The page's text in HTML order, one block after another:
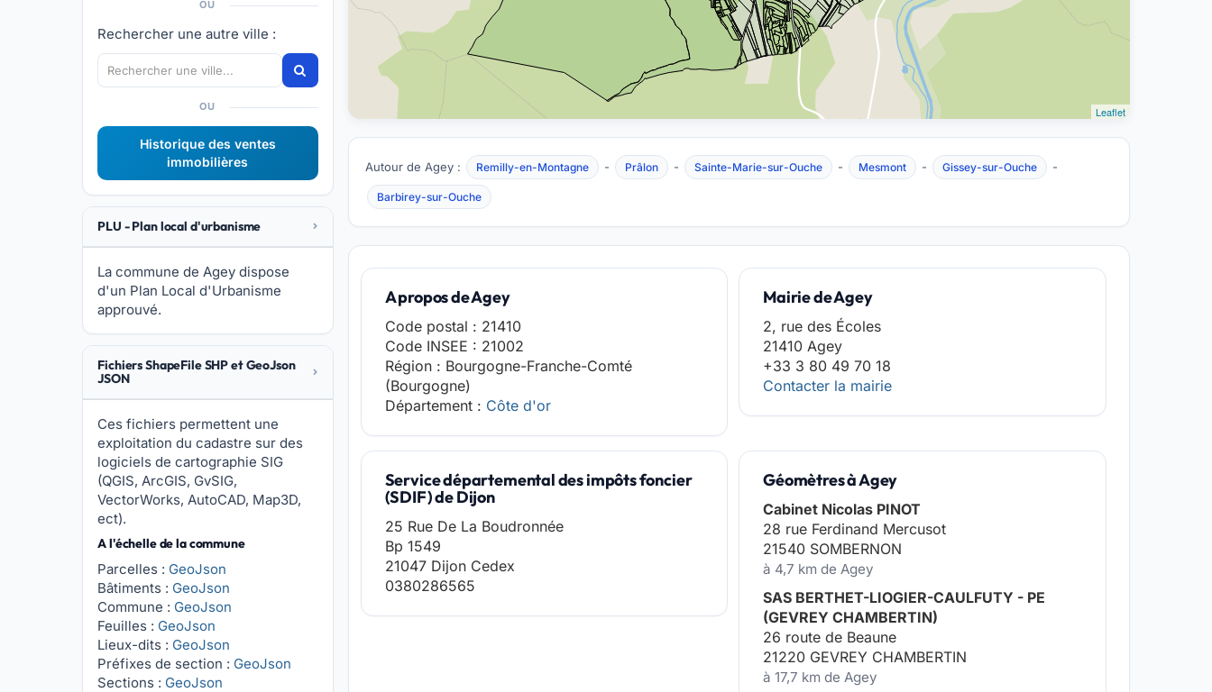
OU
Rechercher une autre ville :
OU
Historique des ventes
immobilières
PLU - Plan local d'urbanisme
La commune de Agey dispose
d'un Plan Local d'Urbanisme
approuvé.
Fichiers ShapeFile SHP et GeoJson
JSON
Ces fichiers permettent une
exploitation du cadastre sur des
logiciels de cartographie SIG
(QGIS, ArcGIS, GvSIG,
VectorWorks, AutoCAD, Map3D,
ect).
A l'échelle de la commune
Parcelles : GeoJson
Bâtiments : GeoJson
Commune : GeoJson
Feuilles : GeoJson
Lieux-dits : GeoJson
Préfixes de section : GeoJson
Sections : GeoJson
Leaflet
Autour de Agey : Remilly-en-Montagne - Prâlon - Sainte-Marie-sur-Ouche - Mesmont - Gissey-sur-Ouche -
Barbirey-sur-Ouche
A propos de Agey
Code postal : 21410
Code INSEE : 21002
Région : Bourgogne-Franche-Comté
(Bourgogne)
Département : Côte d'or
Mairie de Agey
2, rue des Écoles
21410 Agey
+33 3 80 49 70 18
Contacter la mairie
Service départemental des impôts foncier
(SDIF) de Dijon
25 Rue De La Boudronnée
Bp 1549
21047 Dijon Cedex
0380286565
Géomètres à Agey
Cabinet Nicolas PINOT
28 rue Ferdinand Mercusot
21540 SOMBERNON
à 4,7 km de Agey
SAS BERTHET-LIOGIER-CAULFUTY - PE
(GEVREY CHAMBERTIN)
26 route de Beaune
21220 GEVREY CHAMBERTIN
à 17,7 km de Agey